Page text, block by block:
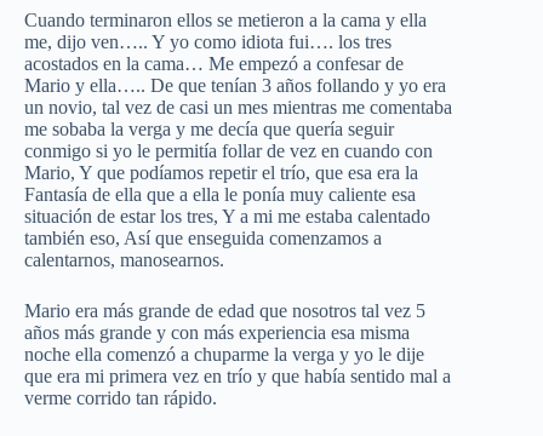
Cuando terminaron ellos se metieron a la cama y ella
me, dijo ven….. Y yo como idiota fui…. los tres
acostados en la cama… Me empezó a confesar de
Mario y ella….. De que tenían 3 años follando y yo era
un novio, tal vez de casi un mes mientras me comentaba
me sobaba la verga y me decía que quería seguir
conmigo si yo le permitía follar de vez en cuando con
Mario, Y que podíamos repetir el trío, que esa era la
Fantasía de ella que a ella le ponía muy caliente esa
situación de estar los tres, Y a mi me estaba calentado
también eso, Así que enseguida comenzamos a
calentarnos, manosearnos.
Mario era más grande de edad que nosotros tal vez 5
años más grande y con más experiencia esa misma
noche ella comenzó a chuparme la verga y yo le dije
que era mi primera vez en trío y que había sentido mal a
verme corrido tan rápido.